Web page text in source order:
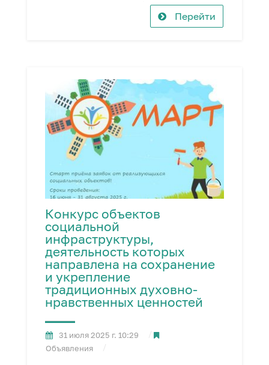
Перейти
Конкурс объектов
социальной
инфраструктуры,
деятельность которых
направлена на сохранение
и укрепление
традиционных духовно-
нравственных ценностей
31 июля 2025 г. 10:29
Объявления